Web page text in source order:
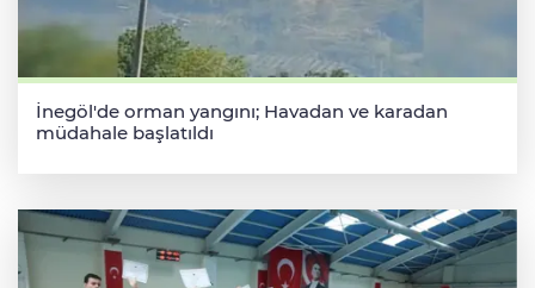
İnegöl'de orman yangını; Havadan ve karadan
müdahale başlatıldı